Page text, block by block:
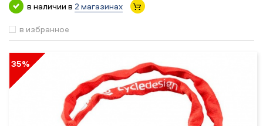
в наличии в 2 магазинах
в избранное
35%